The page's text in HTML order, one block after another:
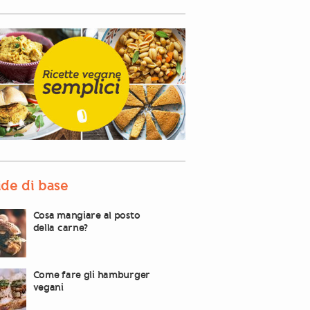
di base
Cosa mangiare al posto
della carne?
Come fare gli hamburger
vegani